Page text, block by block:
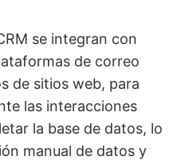
se integran con
de correo
de sitios web, para
las interacciones
la base de datos, lo
manual de datos y